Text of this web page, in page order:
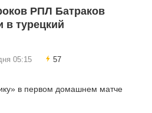
РПЛ Батраков
в турецкий
05:15 57